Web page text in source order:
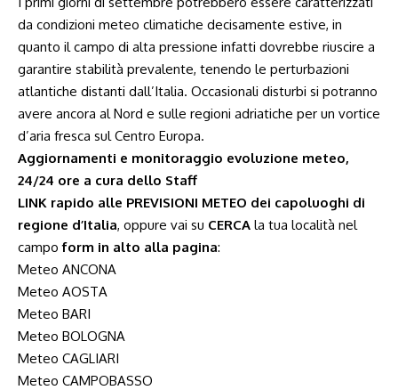
da condizioni meteo climatiche decisamente estive, in
quanto il campo di alta pressione infatti dovrebbe riuscire a
garantire stabilità prevalente, tenendo le perturbazioni
atlantiche distanti dall’Italia. Occasionali disturbi si potranno
avere ancora al Nord e sulle regioni adriatiche per un vortice
d’aria fresca sul Centro Europa.
Aggiornamenti e monitoraggio evoluzione meteo,
24/24 ore a cura dello Staff
LINK rapido alle PREVISIONI METEO dei capoluoghi di
regione d’Italia, oppure vai su CERCA la tua località nel
campoform in alto alla pagina:
Meteo ANCONA
Meteo AOSTA
Meteo BARI
Meteo BOLOGNA
Meteo CAGLIARI
Meteo CAMPOBASSO